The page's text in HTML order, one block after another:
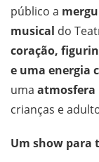
público a
musical do
coração,
e uma energia
uma atmosfera
crianças e
Um show para